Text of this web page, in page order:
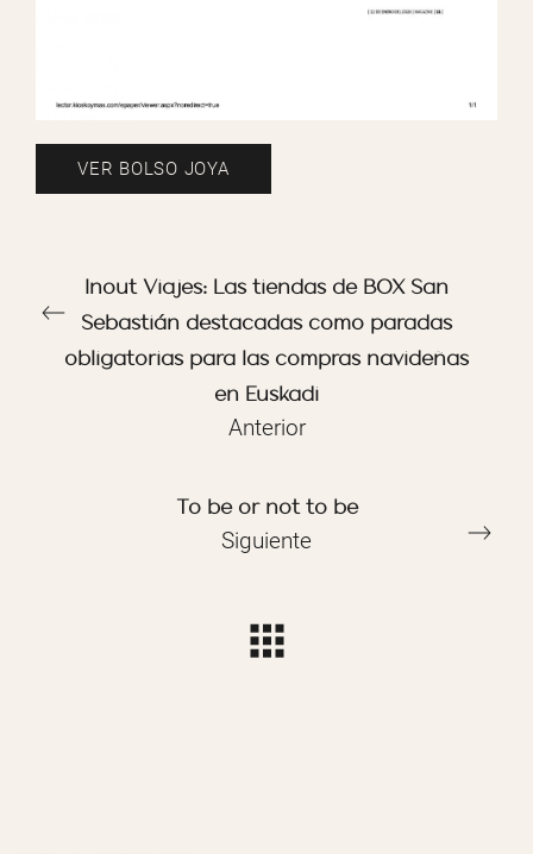
VER BOLSO JOYA
Inout Viajes: Las tiendas de BOX San
Sebastián destacadas como paradas
obligatorias para las compras navideñas
en Euskadi
Anterior
To be or not to be
Siguiente